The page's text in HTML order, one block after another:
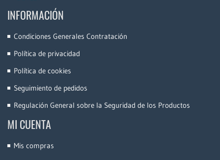
INFORMACIÓN
Condiciones Generales Contratación
Política de privacidad
Política de cookies
Seguimiento de pedidos
Regulación General sobre la Seguridad de los Productos
MI CUENTA
Mis compras